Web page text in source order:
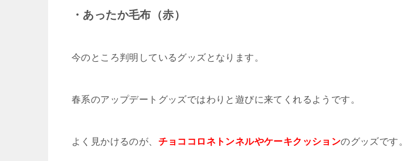
・あったか毛布（赤）
今のところ判明しているグッズとなります。
春系のアップデートグッズではわりと遊びに来てくれるようです。
よく見かけるのが、 チョココロネトンネルやケーキクッションのグッズです。